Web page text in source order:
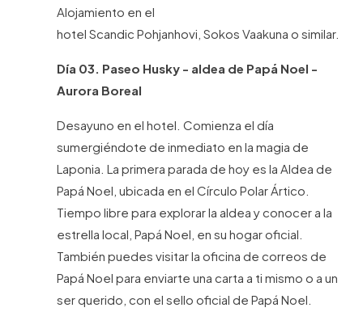
Alojamiento en el
hotel Scandic Pohjanhovi, Sokos Vaakuna o similar.
Día 03. Paseo Husky - aldea de Papá Noel -
Aurora Boreal
Desayuno en el hotel. Comienza el día
sumergiéndote de inmediato en la magia de
Laponia. La primera parada de hoy es la Aldea de
Papá Noel, ubicada en el Círculo Polar Ártico.
Tiempo libre para explorar la aldea y conocer a la
estrella local, Papá Noel, en su hogar oficial.
También puedes visitar la oficina de correos de
Papá Noel para enviarte una carta a ti mismo o a un
ser querido, con el sello oficial de Papá Noel.